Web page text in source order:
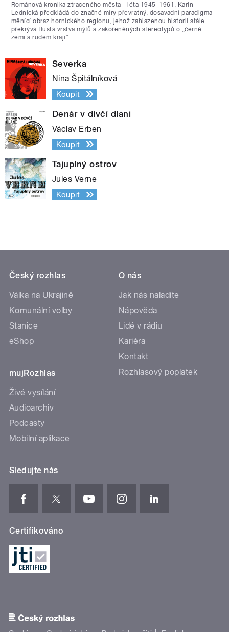
Románová kronika ztraceného města - léta 1945–1961. Karin
Lednická předkládá do značné míry převratný, dosavadní paradigma
měnící obraz hornického regionu, jehož zahlazenou historii stále
překrývá tlustá vrstva mýtů a zakořeněných stereotypů o „černé
zemi a rudém kraji“.
Severka
Nina Špitálníková
Koupit
Denár v dívčí dlani
Václav Erben
Koupit
Tajuplný ostrov
Jules Verne
Koupit
Český rozhlas
Válka na Ukrajině
Komunální volby
Stanice
eShop
mujRozhlas
Živé vysílání
Audioarchiv
Podcasty
Mobilní aplikace
O nás
Jak nás naladíte
Nápověda
Lidé v rádiu
Kariéra
Kontakt
Rozhlasový poplatek
Sledujte nás
Certifikováno